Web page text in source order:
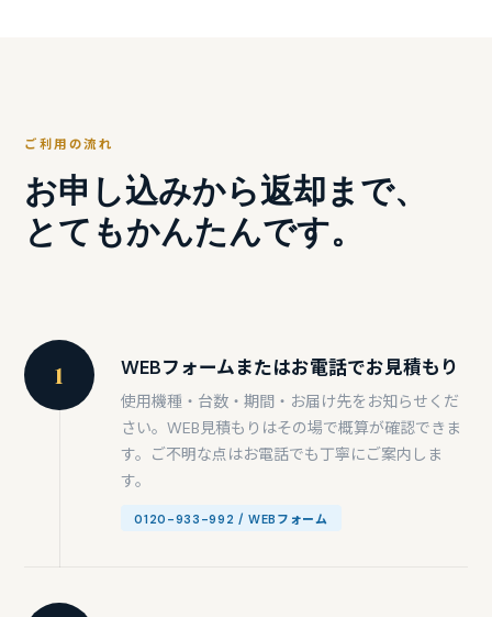
ご利用の流れ
お申し込みから返却まで、
とてもかんたんです。
1 WEBフォームまたはお電話でお見積もり
使用機種・台数・期間・お届け先をお知らせくだ
さい。WEB見積もりはその場で概算が確認できま
す。ご不明な点はお電話でも丁寧にご案内しま
す。
0120-933-992 / WEBフォーム